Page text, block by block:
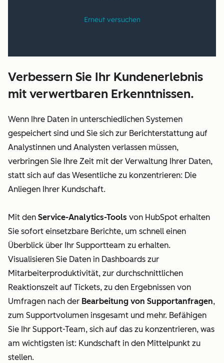
Verbessern Sie Ihr Kundenerlebnis
mit verwertbaren Erkenntnissen.
Wenn Ihre Daten in unterschiedlichen Systemen
gespeichert sind und Sie sich zur Berichterstattung auf
Analystinnen und Analysten verlassen müssen,
verbringen Sie Ihre Zeit mit der Verwaltung Ihrer Daten,
statt sich auf das Wesentliche zu konzentrieren: Die
Anliegen Ihrer Kundschaft.
Mit den Service-Analytics-Tools von HubSpot erhalten
Sie sofort einsetzbare Berichte, um schnell einen
Überblick über Ihr Supportteam zu erhalten.
Visualisieren Sie Daten in Dashboards zur
Mitarbeiterproduktivität, zur durchschnittlichen
Reaktionszeit auf Tickets, zu den Ergebnissen von
Umfragen nach der Bearbeitung von Supportanfragen,
zum Supportvolumen insgesamt und mehr. Befähigen
Sie Ihr Support-Team, sich auf das zu konzentrieren, was
am wichtigsten ist: Kundschaft in den Mittelpunkt zu
stellen.